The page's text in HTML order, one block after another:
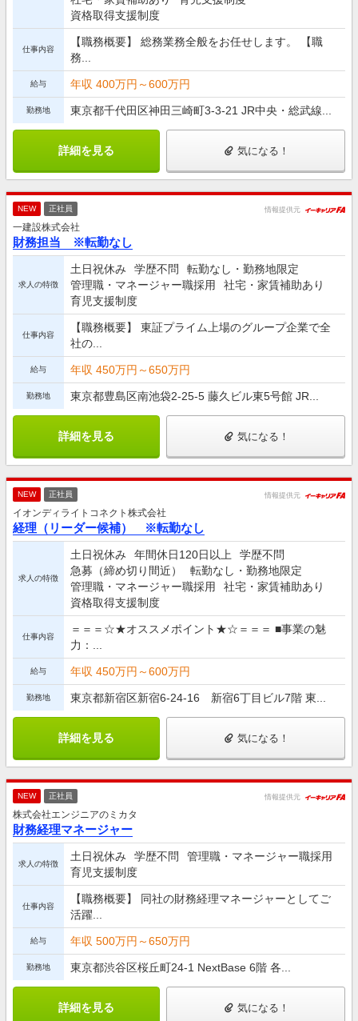
資格取得支援制度
仕事内容
【職務概要】 総務業務全般をお任せします。 【職
務...
給与 年収 400万円～600万円
勤務地 東京都千代田区神田三崎町3-3-21 JR中央・総武線...
詳細を見る 気になる！
NEW 正社員 情報提供元
一建設株式会社
財務担当 ※転勤なし
求人の特徴
土日祝休み 学歴不問
転勤なし・勤務地限定
管理職・マネージャー職採用
社宅・家賃補助あり
育児支援制度
仕事内容
【職務概要】 東証プライム上場のグループ企業で全
社の...
給与 年収 450万円～650万円
勤務地 東京都豊島区南池袋2-25-5 藤久ビル東5号館 JR...
詳細を見る 気になる！
NEW 正社員 情報提供元
イオンディライトコネクト株式会社
経理（リーダー候補） ※転勤なし
求人の特徴
土日祝休み 年間休日120日以上
学歴不問
急募（締め切り間近）
転勤なし・勤務地限定
管理職・マネージャー職採用
社宅・家賃補助あり
資格取得支援制度
仕事内容
＝＝＝☆★オススメポイント★☆＝＝＝ ■事業の魅
力：...
給与 年収 450万円～600万円
勤務地 東京都新宿区新宿6-24-16 新宿6丁目ビル7階 東...
詳細を見る 気になる！
NEW 正社員 情報提供元
株式会社エンジニアのミカタ
財務経理マネージャー
求人の特徴
土日祝休み 学歴不問
管理職・マネージャー職採用
育児支援制度
仕事内容
【職務概要】 同社の財務経理マネージャーとしてご
活躍...
給与 年収 500万円～650万円
勤務地 東京都渋谷区桜丘町24-1 NextBase 6階 各...
詳細を見る 気になる！